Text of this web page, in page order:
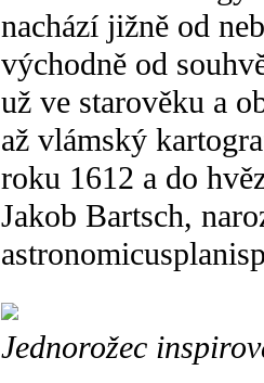
nachází jižně od
východně od
už ve starověku a
až vlámský
roku 1612 a do
Jakob Bartsch,
Jednorožec